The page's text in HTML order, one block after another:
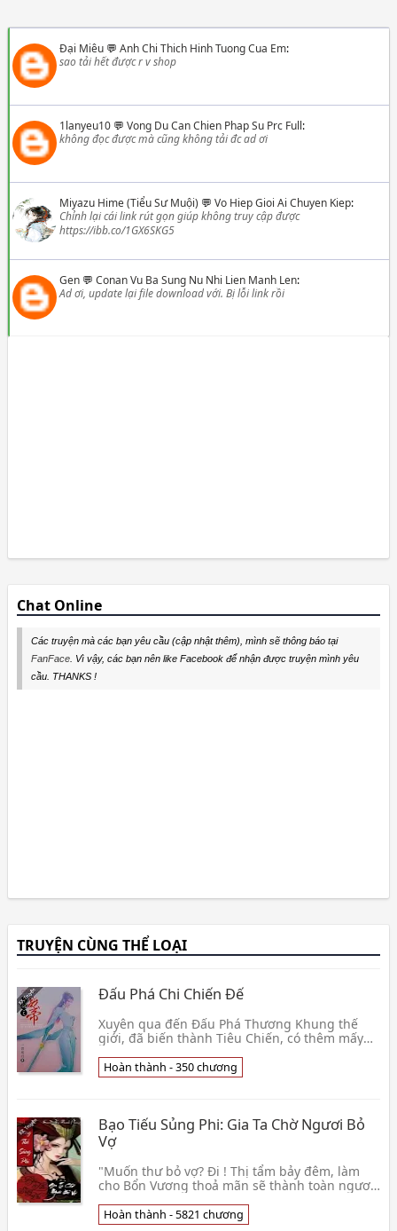
Đại Miêu💬 Anh Chi Thich Hinh Tuong Cua Em:
sao tải hết được r v shop
1lanyeu10💬 Vong Du Can Chien Phap Su Prc Full:
không đọc được mà cũng không tải đc ad ơi
Miyazu Hime (Tiểu Sư Muội) 💬 Vo Hiep Gioi Ai Chuyen Kiep:
Chỉnh lại cái link rút gọn giúp không truy cập được
https://ibb.co/1GX6SKG5
Gen💬 Conan Vu Ba Sung Nu Nhi Lien Manh Len:
Ad ơi, update lại file download với. Bị lỗi link rồi
Chat Online
Các truyện mà các bạn yêu cầu (cập nhật thêm), mình sẽ thông báo tại
FanFace. Vì vậy, các bạn nên like Facebook để nhận được truyện mình yêu
cầu. THANKS !
TRUYỆN CÙNG THỂ LOẠI
Đấu Phá Chi Chiến Đế
Xuyên qua đến Đấu Phá Thương Khung thế
giới, đã biến thành Tiêu Chiến, có thêm mấy
Lão Vương👦 Nhất Tích Minh Nguyệt
Hoàn thành - 350 chương
Bạo Tiếu Sủng Phi: Gia Ta Chờ Ngươi Bỏ
Vợ
"Muốn thư bỏ vợ? Đi ! Thị tẩm bảy đêm, làm
cho Bổn Vương thoả mãn sẽ thành toàn ngươi
tạc đạn lời👦 Phạm Khuyết
Hoàn thành - 5821 chương